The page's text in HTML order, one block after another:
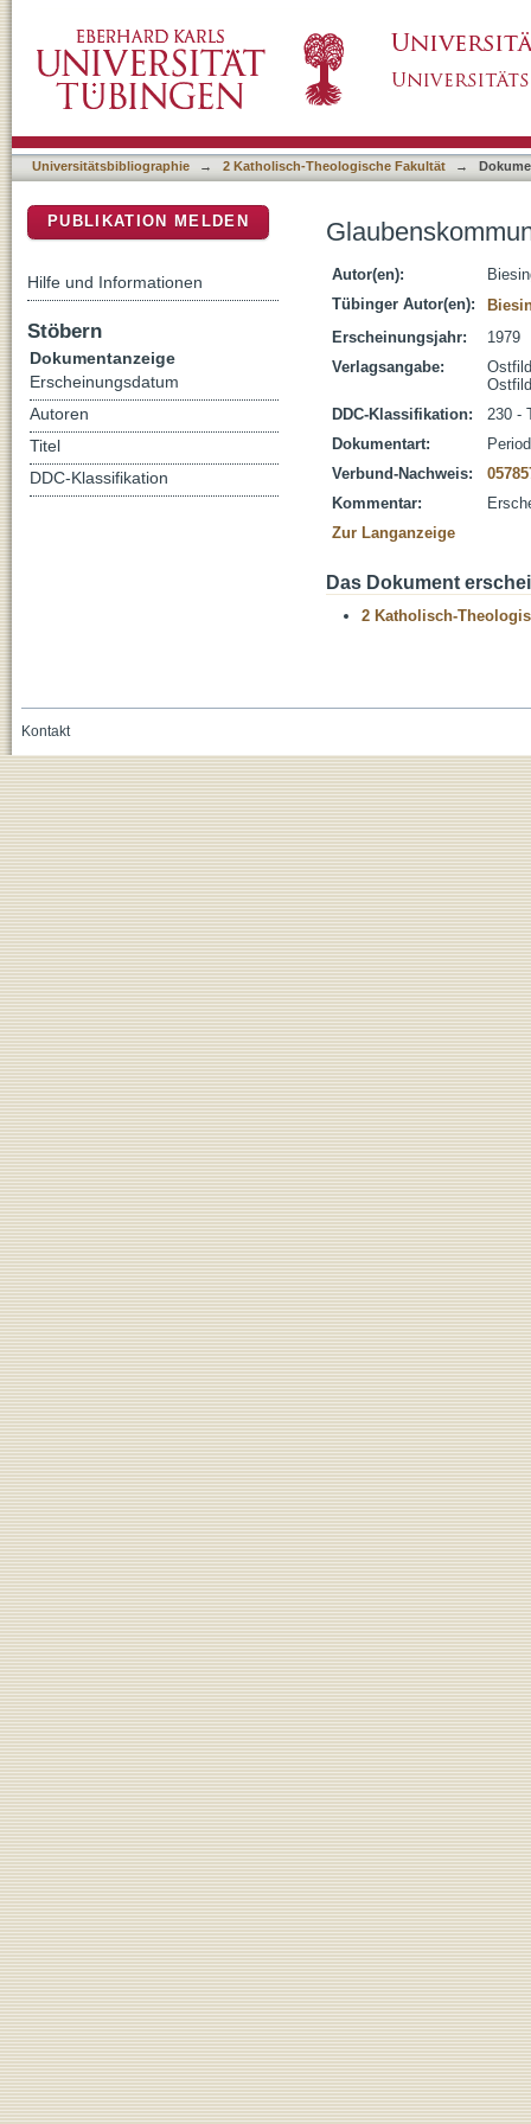
Universitätsbibliographie → 2 Katholisch-Theologische Fakultät →
Autor(en):
Tübinger Autor(en):
Erscheinungsjahr:
1979
Verlagsangabe:
DDC-Klassifikation:
230 -
Dokumentart:
Verbund-Nachweis:
Kommentar:
Zur Langanzeige
Das Dokument
2 Katholisch-
PUBLIKATION MELDEN
Hilfe und Informationen
Stöbern
Dokumentanzeige
Erscheinungsdatum
Autoren
Titel
DDC-Klassifikation
Kontakt